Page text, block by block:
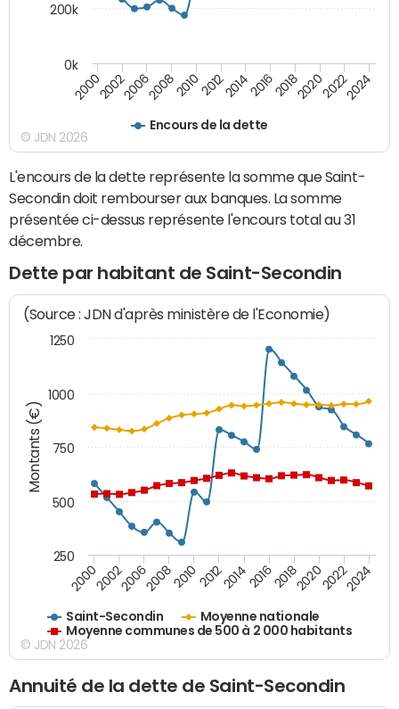
Encours de la dette
200020022006200820102012201420162018202020222024
200k
0k
© JDN 2026
L'encours de la dette représente la somme que Saint-
Secondin doit rembourser aux banques. La somme
présentée ci-dessus représente l'encours total au 31
décembre.
Dette par habitant de Saint-Secondin
Montants (€)
(Source : JDN d'après ministère de l'Economie)
Saint-Secondin
Moyenne nationale
Moyenne communes de 500 à 2 000 habitants
200020022006200820102012201420162018202020222024
250
500
750
1000
1250
© JDN 2026
Annuité de la dette de Saint-Secondin